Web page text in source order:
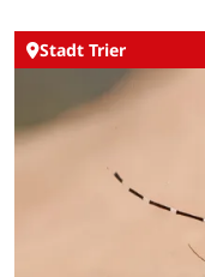
Stadt Trier